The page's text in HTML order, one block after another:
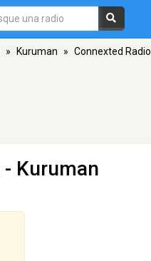
» Kuruman » Connexted Radio
- Kuruman